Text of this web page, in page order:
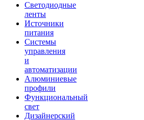
Светодиодные
ленты
Источники
питания
Системы
управления
и
автоматизации
Алюминиевые
профили
Функциональный
свет
Дизайнерский